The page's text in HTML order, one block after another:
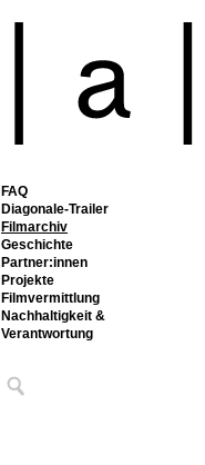
FAQ
Diagonale-Trailer
Filmarchiv
Geschichte
Partner:innen
Projekte
Filmvermittlung
Nachhaltigkeit &
Verantwortung